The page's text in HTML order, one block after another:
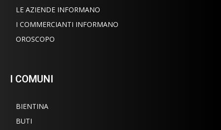
LE AZIENDE INFORMANO
I COMMERCIANTI INFORMANO
OROSCOPO
I COMUNI
BIENTINA
BUTI